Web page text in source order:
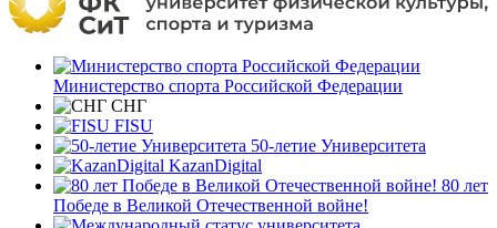
Министерство спорта Российской Федерации
СНГ
FISU
50-летие Университета
KazanDigital
80 лет
Победе в Великой Отечественной войне!